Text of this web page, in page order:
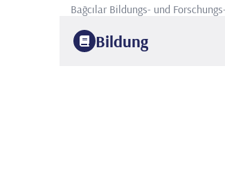
Bağcılar Bildungs- und
Bildung